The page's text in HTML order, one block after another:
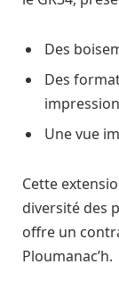
Des
Des
Une vue
Cette
diversité des
offre un
Ploumanac’h.